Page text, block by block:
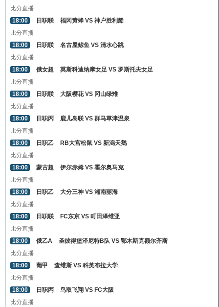
比分直播
18:00
日职联
福冈黄蜂 VS 神户胜利船
比分直播
18:00
日职联
名古屋鲸鱼 VS 清水心跳
比分直播
18:00
俄女超
莫斯科迪纳摩女足 VS 罗斯托夫女足
比分直播
18:00
日职联
大阪樱花 VS 冈山绿雉
比分直播
18:00
日职丙
鹿儿岛联 VS 群马草津温泉
比分直播
18:00
日职乙
RB大宫松鼠 VS 新潟天鹅
比分直播
18:00
蒙古超
伊尔赤姆 VS 霍尔奥马克
比分直播
18:00
日职乙
大分三神 VS 湘南丽海
比分直播
18:00
日职联
FC东京 VS 町田泽维亚
比分直播
18:00
俄乙A
圣彼得堡泽尼特B队 VS 鄂木斯克额尔齐斯
比分直播
18:00
葡甲
查维斯 VS 科英布拉大学
比分直播
18:00
日职丙
鸟取飞翔 VS FC大阪
比分直播